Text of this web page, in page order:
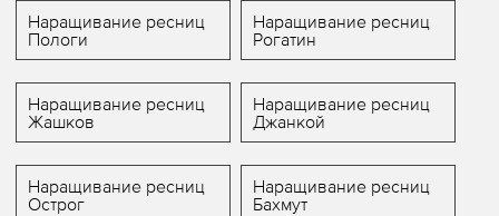
Наращивание ресниц
Пологи
Наращивание ресниц
Рогатин
Наращивание ресниц
Жашков
Наращивание ресниц
Джанкой
Наращивание ресниц
Острог
Наращивание ресниц
Бахмут